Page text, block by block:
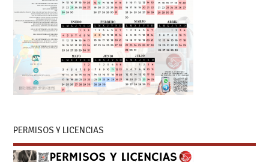
PERMISOS Y LICENCIAS